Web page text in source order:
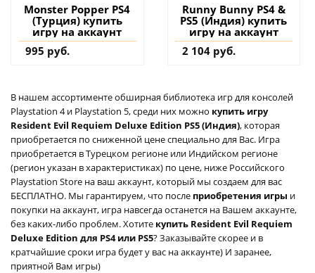
Monster Popper PS4
(Турция) купить
игру на аккаунт
995 руб.
Runny Bunny PS4 &
PS5 (Индия) купить
игру на аккаунт
2 104 руб.
В нашем ассортименте обширная библиотека игр для консолей
Playstation 4 и Playstation 5, среди них можно купить игру
Resident Evil Requiem Deluxe Edition PS5 (Индия), которая
приобретается по сниженной цене специально для Вас. Игра
приобретается в Турецком регионе или Индийском регионе
(регион указан в характеристиках) по цене, ниже Российского
Playstation Store на ваш аккаунт, который мы создаем для вас
БЕСПЛАТНО. Мы гарантируем, что после приобретения игры и
покупки на аккаунт, игра навсегда останется на Вашем аккаунте,
без каких-либо проблем. Хотите купить Resident Evil Requiem
Deluxe Edition для PS4 или PS5? Заказывайте скорее и в
кратчайшие сроки игра будет у вас на аккаунте) И заранее,
приятной Вам игры)